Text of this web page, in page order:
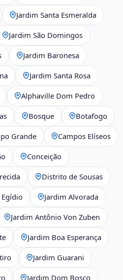
Jardim Santa Esmeralda
Jardim São Domingos
Jardim Baronesa
Jardim Santa Rosa
Alphaville Dom Pedro
Bosque Botafogo
Grande Campos Elíseos
Conceição
Distrito de Sousas
Jardim Alvorada
Jardim Antônio Von Zuben
Jardim Boa Esperança
Jardim Guarani
Jardim Dom Bosco